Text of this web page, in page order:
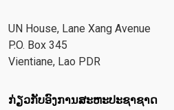
UN House, Lane Xang Avenue
P.O. Box 345
Vientiane, Lao PDR
Footer menu
ກ່ຽວກັບອົງການສະຫະປະຊາຊາດ